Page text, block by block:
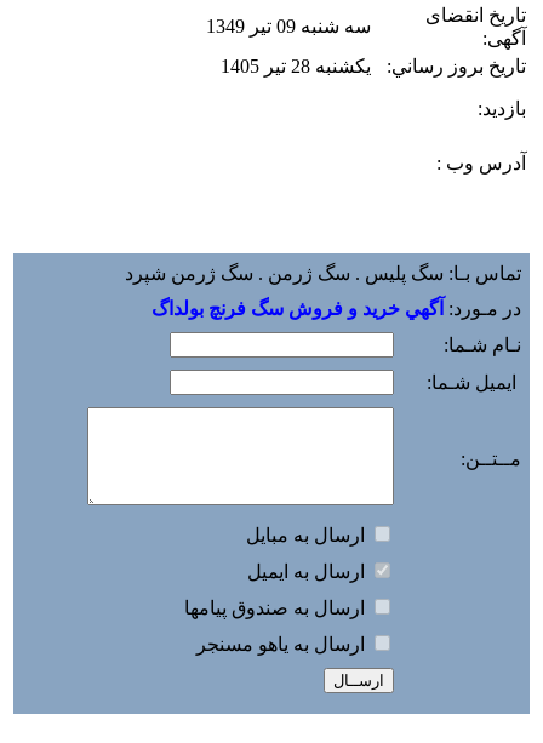
تاریخ انقضای
آگهی:
سه شنبه 09 تیر 1349
تاريخ بروز رساني:
یکشنبه 28 تیر 1405
بازديد:
آدرس وب :‌
تماس بـا: سگ پلیس . سگ ژرمن . سگ ژرمن شپرد
در مـورد: آگهي خريد و فروش سگ فرنچ بولداگ
نـام شـما:
ایمیل شـما:
مــتــن:
ارسال به مبايل
ارسال به ايميل
ارسال به صندوق پيامها
ارسال به ياهو مسنجر